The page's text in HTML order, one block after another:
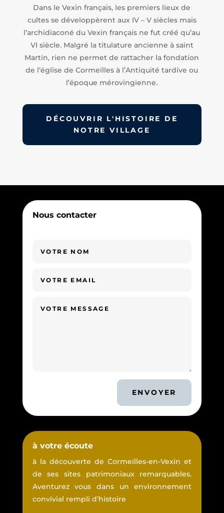
Dans le Vexin français, les premiers lieux de
cultes se développèrent aux IV – V siècles mais
l’archidiaconé du Vexin français ne fut créé qu’au
VI siècle. Malgré la titulature ancienne à saint
Martin, rien ne permet de rattacher la fondation
de l’église de Cormeilles à l’Antiquité tardive ou
l’époque mérovingienne.
DÉCOUVRIR L'HISTOIRE DE
NOTRE VILLAGE
Nous contacter
ENVOYER
à votre écoute
à la découverte de Cormeilles-en-Vexin et
de ses sites patrimoniaux remarquables.
Aventurez vous dans un environnement
convivial rempli d’histoire